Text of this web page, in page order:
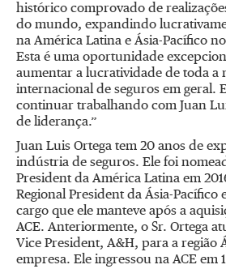
histórico comprovado de
do mundo, expandindo
na América Latina e Ásia-Pacífico
Esta é uma oportunidade
aumentar a lucratividade de toda a
internacional de seguros em geral.
continuar trabalhando com Juan
de liderança.”
Juan Luis Ortega tem 20 anos de
indústria de seguros. Ele foi
President da América Latina em
Regional President da Ásia-Pacífico
cargo que ele manteve após a
ACE. Anteriormente, o Sr. Ortega
Vice President, A&H, para a região
empresa. Ele ingressou na ACE em